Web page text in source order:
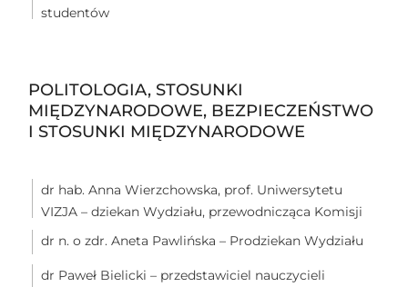
studentów
POLITOLOGIA, STOSUNKI
MIĘDZYNARODOWE, BEZPIECZEŃSTWO
I STOSUNKI MIĘDZYNARODOWE
dr hab. Anna Wierzchowska, prof. Uniwersytetu
VIZJA – dziekan Wydziału, przewodnicząca Komisji
dr n. o zdr. Aneta Pawlińska – Prodziekan Wydziału
dr Paweł Bielicki – przedstawiciel nauczycieli